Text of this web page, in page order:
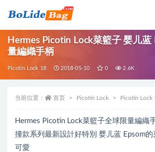
Hermes Picotin Lock菜籃子 婴儿蓝
量編織手柄
Picotin Lock 18 2018-05-10 0 2.6K
当前位置： 首页 Picotin Lock Picotin Lock
Hermes Picotin Lock菜籃子全球限量編織
撞款系列最新設計好特別 婴儿蓝 Epsom
可愛